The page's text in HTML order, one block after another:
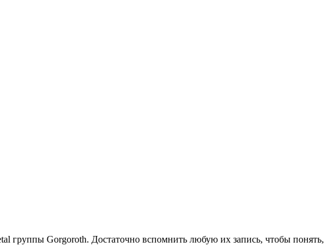
группы Gorgoroth. Достаточно вспомнить любую их запись, чтобы понять,